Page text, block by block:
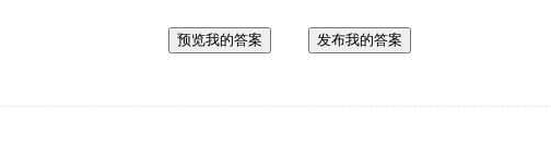
预览我的答案 发布我的答案